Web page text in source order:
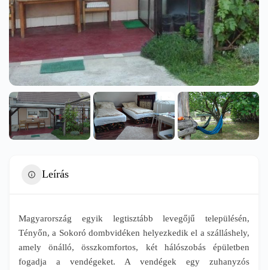
Leírás
Magyarország egyik legtisztább levegőjű településén,
Tényőn, a Sokoró dombvidéken helyezkedik el a szálláshely,
amely önálló, összkomfortos, két hálószobás épületben
fogadja a vendégeket. A vendégek egy zuhanyzós